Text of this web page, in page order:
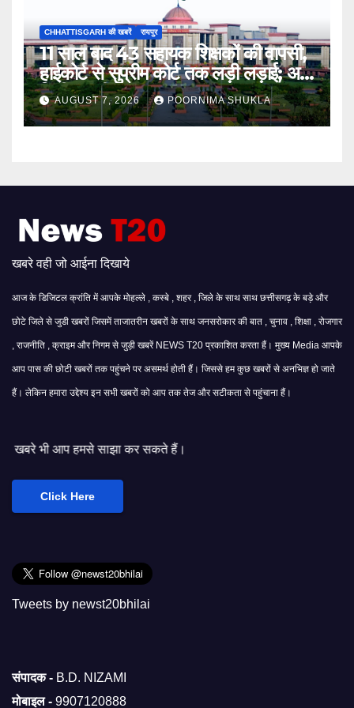
CHHATTISGARH की खबरें रायपुर
11 साल बाद 43 सहायक शिक्षकों की वापसी,
हाईकोर्ट से सुप्रीम कोर्ट तक लड़ी लड़ाई; अब
मिली बहाली…
AUGUST 7, 2026 POORNIMA SHUKLA
खबरे वही जो आईना दिखाये
आज के डिजिटल क्रांति में आपके मोहल्ले , कस्बे , शहर , जिले के साथ साथ छत्तीसगढ़ के बड़े और
छोटे जिले से जुडी खबरों जिसमें ताजातरीन खबरों के साथ जनसरोकार की बात , चुनाव , शिक्षा , रोजगार
, राजनीति , क्राइम और निगम से जुड़ी खबरें NEWS T20 प्रकाशित करता हैं। मुख्य Media आपके
आप पास की छोटी खबरों तक पहुंचने पर असमर्थ होती हैं। जिससे हम कुछ खबरों से अनभिज्ञ हो जाते
हैं। लेकिन हमारा उद्देश्य इन सभी खबरों को आप तक तेज और सटीकता से पहुंचाना हैं।
साझा कर सकते हैं।
Click Here
Tweets by newst20bhilai
संपादक - B.D. NIZAMI
मोबाइल - 9907120888